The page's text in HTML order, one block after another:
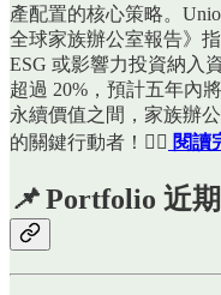
產配置的核心策略。
全球家族辦公室報告》
ESG 或影響力投資納入
超過 20%，預計五年內
永續價值之間，家族辦
的關鍵行動者！👉🏻 閱讀
📌Portfolio 近